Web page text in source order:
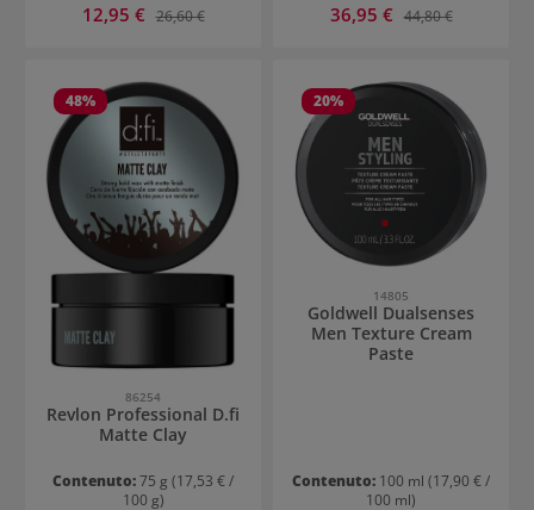
Prezzo di vendita:
12,95 € Prezzo normale:
26,60 €
Prezzo di vendita:
36,95 € Prezzo normale:
44,80 €
48%
86254
Revlon Professional D.fi
Matte Clay
Contenuto:75 g (17,53 € /
100 g)
20%
14805
Goldwell Dualsenses
Men Texture Cream
Paste
Contenuto: 100 ml (17,90 € /
100 ml)